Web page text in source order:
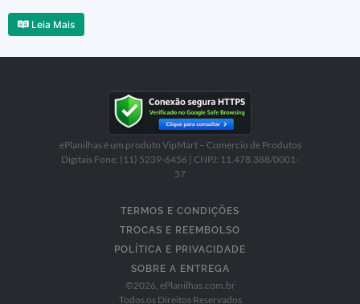
Leia Mais
ePlanilhas é um produto VipMart – Comercio de Produtos
Digitais Fone: (11) 5239-6456 | CNPJ: 11.478.388/0001-
57
TERMOS E CONDIÇÕES
TROCAS E REEMBOLSO
POLÍTICA E PRIVACIDADE
SOBRE A ENTREGA
©2026 , ePlanilhas.com.br
Todos os Direitos Reservados